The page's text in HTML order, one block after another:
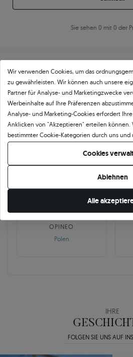
Sie sehen 0 mit 0 der
Über11 4845★-
Europa
GEPRÜFTE BEWERTUNGEN
10 468
OPINEO
Polen
IHRE
FOLGEN SIE UNS AUF
Wir verwenden Cookies, um das
zu gewährleisten. Wir können auch unsere
Partner für Analyse- und Marketingzwecke
Werbeinhalte auf Ihre Präferenzen
Analyse- und Marketing-Cookies erfordert
Anklicken von "Akzeptieren" erteilen können.
bestimmter Cookie-Kategorien durch uns und
möchten, klicken Sie auf "Lassen Sie mich
Präferenzen. Sie können Ihre Zustimmung
Ihre Cookie-Einstellungen ändern.
Cookies
Ablehnen
Alle